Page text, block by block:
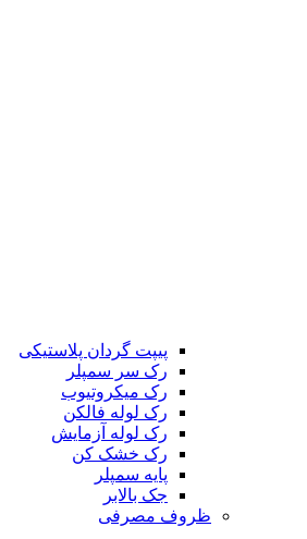
پیپت گردان پلاستیکی
رک سر سمپلر
رک میکروتیوب
رک لوله فالکن
رک لوله آزمایش
رک خشک کن
پایه سمپلر
جک بالابر
ظروف مصرفی